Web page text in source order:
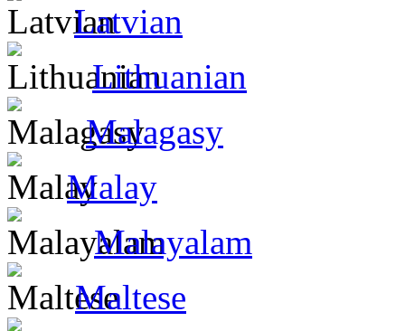
Latvian
Lithuanian
Malagasy
Malay
Malayalam
Maltese